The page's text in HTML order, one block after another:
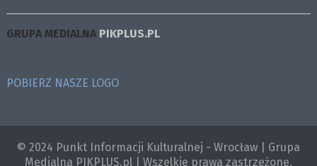
GRUPA MEDIALNA PIKPLUS.PL
POBIERZ NASZE LOGO
© 2024 Punkt Informacji Kulturalnej - Wrocław | Grupa
Medialna PIKPLUS.pl | Wszelkie prawa zastrzeżone.